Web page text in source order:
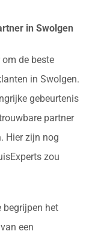
in Swolgen
om de beste
in Swolgen.
gebeurtenis
partner
Hier zijn nog
zou
begrijpen het
een